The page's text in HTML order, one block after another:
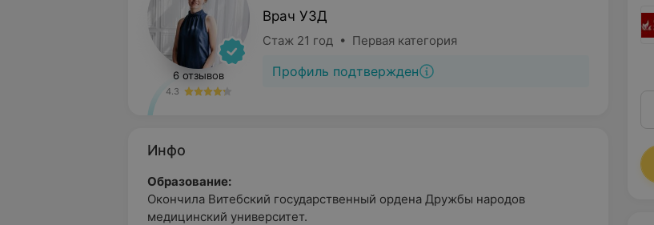
6 отзывов
4.3
Врач УЗД
Стаж 21 год • Первая категория
Профиль подтвержден
Инфо
Образование:
Окончила Витебский государственный ордена Дружбы народов
медицинский университет.